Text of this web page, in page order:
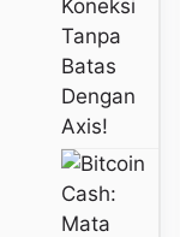
Koneksi
Tanpa
Batas
Dengan
Axis!